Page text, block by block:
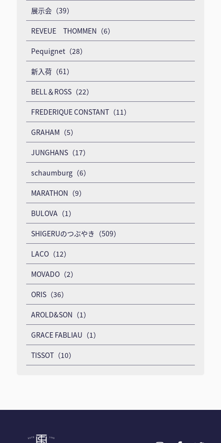
展示会（39）
REVEUE THOMMEN（6）
Pequignet（28）
新入荷（61）
BELL＆ROSS（22）
FREDERIQUE CONSTANT（11）
GRAHAM（5）
JUNGHANS（17）
schaumburg（6）
MARATHON（9）
BULOVA（1）
SHIGERUのつぶやき（509）
LACO（12）
MOVADO（2）
ORIS（36）
AROLD&SON（1）
GRACE FABLIAU（1）
TISSOT（10）